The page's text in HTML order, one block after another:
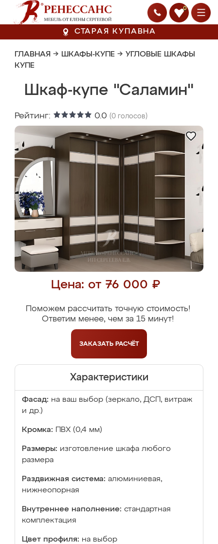
0
СТАРАЯ КУПАВНА
ГЛАВНАЯ → ШКАФЫ-КУПЕ → УГЛОВЫЕ ШКАФЫ
КУПЕ
Шкаф-купе "Саламин"
Рейтинг: 0.0 (0 голосов)
Цена: от 76 000 ₽
Поможем рассчитать точную стоимость!
Ответим менее, чем за 15 минут!
ЗАКАЗАТЬ РАСЧЁТ
Характеристики
Фасад: на ваш выбор (зеркало, ДСП, витраж
и др.)
Кромка: ПВХ (0,4 мм)
Размеры: изготовление шкафа любого
размера
Раздвижная система: алюминиевая,
нижнеопорная
Внутреннее наполнение: стандартная
комплектация
Цвет профиля: на выбор